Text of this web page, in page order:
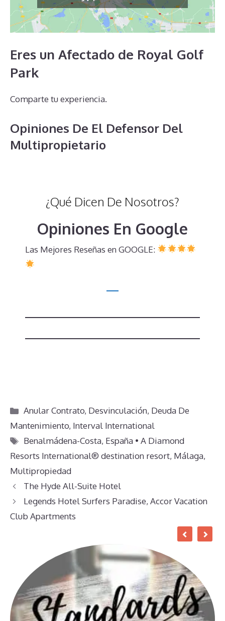
Eres un Afectado de Royal Golf
Park
Comparte tu experiencia.
Opiniones De El Defensor Del
Multipropietario
¿Qué Dicen De Nosotros?
Opiniones En Google
Las Mejores Reseñas en GOOGLE:
Categorías
Anular Contrato, Desvinculación, Deuda De
Mantenimiento, Interval International
Etiquetas
Benalmádena-Costa, España • A Diamond
Resorts International® destination resort, Málaga,
Multipropiedad
The Hyde All-Suite Hotel
Legends Hotel Surfers Paradise, Accor Vacation
Club Apartments